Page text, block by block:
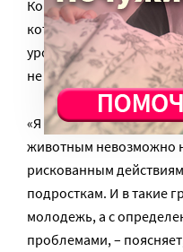
Конечно, тут многое
которыми
уровень гуманизации
не последнюю роль».
«Я думаю, намеренное
животным невозможно
рискованным
подросткам. И в такие
молодежь, а с
проблемами, –